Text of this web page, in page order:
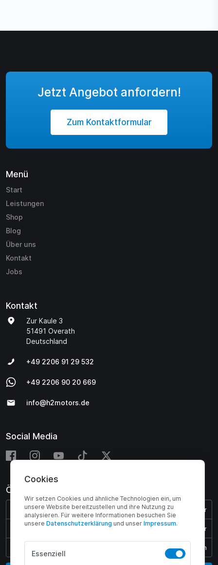
Jetzt Angebot anfordern!
Zum Kontaktformular
Menü
Start
Leistungen
Shop
Blog
Über uns
Kontakt
Jobs
Kontakt
Zur Kaule 3
51491 Overath
Deutschland
+49 2206 91 29 532
+49 2206 90 20 669
info@h2motors.de
Social Media
Öffnungszeiten
Montag - Donnerstag: 08:00 - 17:00 Uhr
08:00 - 15:45 Uhr
Geschlossen
Cookies
Wir setzen Cookies und ähnliche Technologien ein, um
unsere Website bereitzustellen und ihre Nutzung zu
analysieren. Für weitere Informationen besuchen Sie
unsere Daten­schutz­erklärung und unser Impressum.
Essenziell